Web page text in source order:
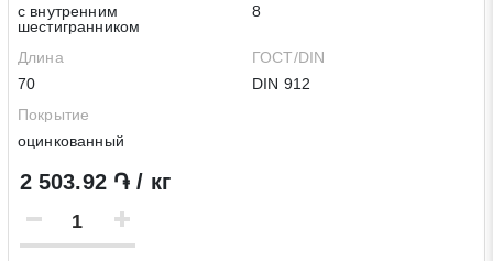
с внутренним
шестигранником
8
Длина
70
ГОСТ/DIN
DIN 912
Покрытие
оцинкованный
2 503.92 ֏ / кг